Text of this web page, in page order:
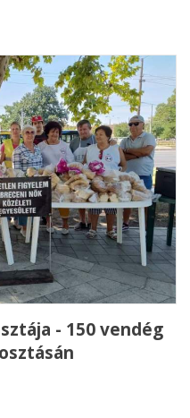
- 150 vendég